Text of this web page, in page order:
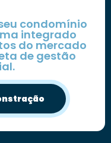
condomínio
integrado
do mercado
de gestão